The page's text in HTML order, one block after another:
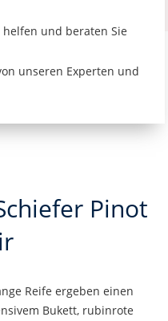
helfen und beraten Sie
unseren Experten und
Pinot
Reife ergeben einen
Bukett, rubinrote